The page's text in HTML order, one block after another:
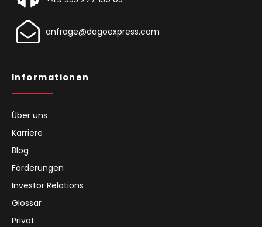
anfrage@dagoexpress.com
Informationen
Über uns
Karriere
Blog
Förderungen
Investor Relations
Glossar
Privat